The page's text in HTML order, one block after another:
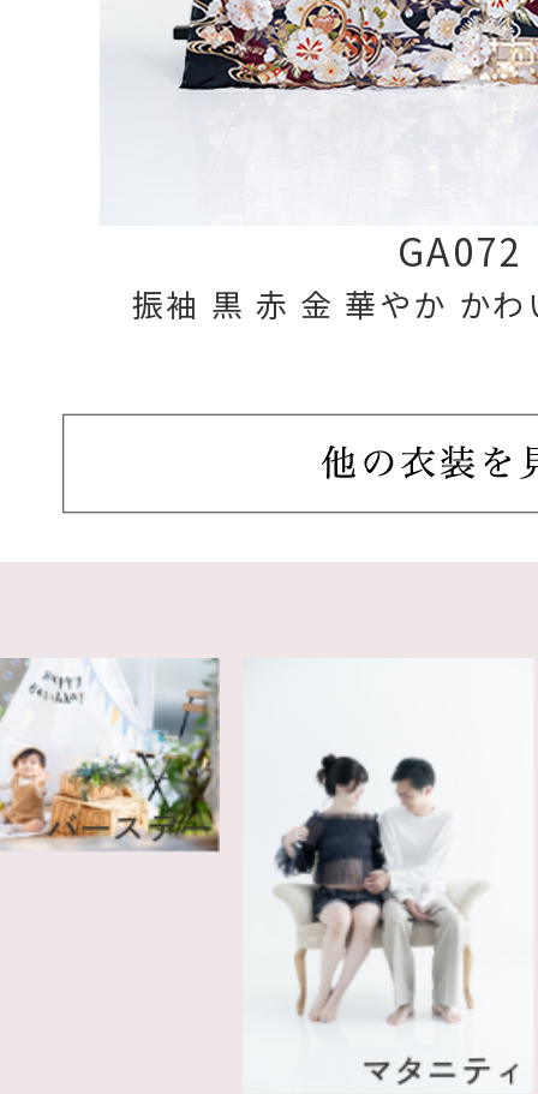
GA072
振袖 黒 赤 金 華やか か
スデー
マタニティ